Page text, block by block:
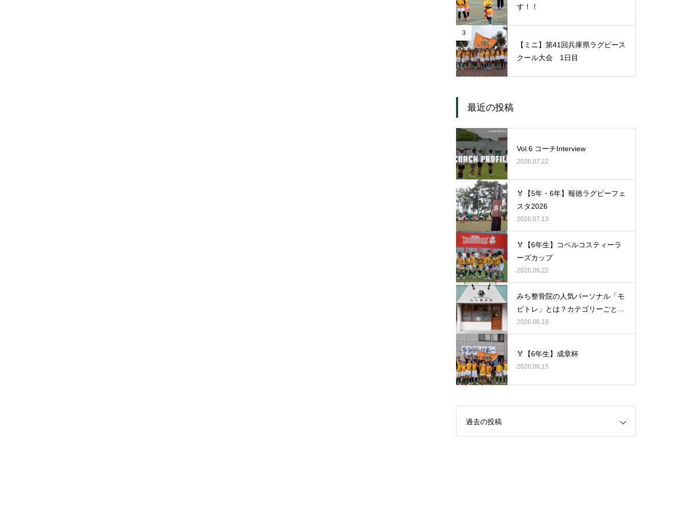
す！！
3
【ミニ】第41回兵庫県ラグビース
クール大会 1日目
最近の投稿
Vol.6 コーチInterview
2026.07.22
🏅【5年・6年】報徳ラグビーフェ
スタ2026
2026.07.13
🏅【6年生】コベルコスティーラ
ーズカップ
2026.06.22
みち整骨院の人気パーソナル「モ
ビトレ」とは？カテゴリーごとの
ラグビーの悩みをヒントに考え
る、身体のケア
2026.06.18
🏅【6年生】成章杯
2026.06.15
過去の投稿